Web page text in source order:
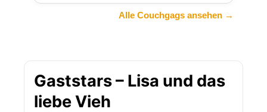
Alle Couchgags ansehen →
Gaststars – Lisa und das
liebe Vieh